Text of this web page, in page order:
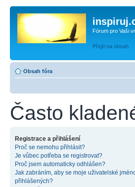
Fórum pro Vaši
Přejít na obsah
Obsah fóra
Často
Registrace a přihlášení
Proč se nemohu přihlásit?
Je vůbec potřeba se registrovat?
Proč jsem automaticky odhlášen?
Jak zabráním, aby se moje uživatelské
přihlášených?